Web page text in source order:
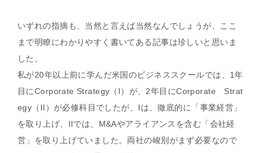
いずれの指摘も、当然と言えば当然なんでしょうが、ここ
まで明瞭にわかりやすく書いてある記事は珍しいと思いま
した。
私が20年以上前に学んだ米国のビジネススクールでは、1年
目にCorporate Strategy（I）が、2年目にCorporate Strat
egy（II）が必修科目でしたが、Iは、徹底的に「事業経営」
を取り上げ、IIでは、M&Aやアライアンスを含む「会社経
営」を取り上げていました。両社の峻別がまず必要なので